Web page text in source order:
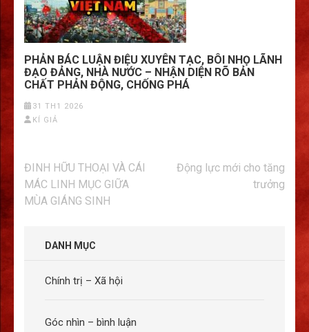
PHẢN BÁC LUẬN ĐIỆU XUYÊN TẠC, BÔI NHỌ LÃNH
ĐẠO ĐẢNG, NHÀ NƯỚC – NHẬN DIỆN RÕ BẢN
CHẤT PHẢN ĐỘNG, CHỐNG PHÁ
31 TH1 2026
KÍ GIẢ
Điều
hướng
bài
ĐINH HỮU THOẠI VÀ CÁI
MÁC LINH MỤC GIỮA
MÙA GIÁNG SINH
Động lực mới cho tăng
trưởng
DANH MỤC
Chính trị – Xã hội
Góc nhìn – bình luận